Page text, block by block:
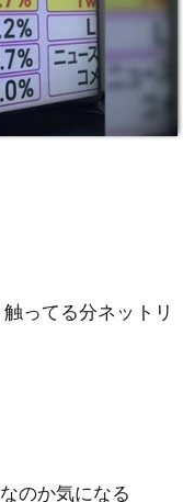
ってる分ネットリ
のか気になる